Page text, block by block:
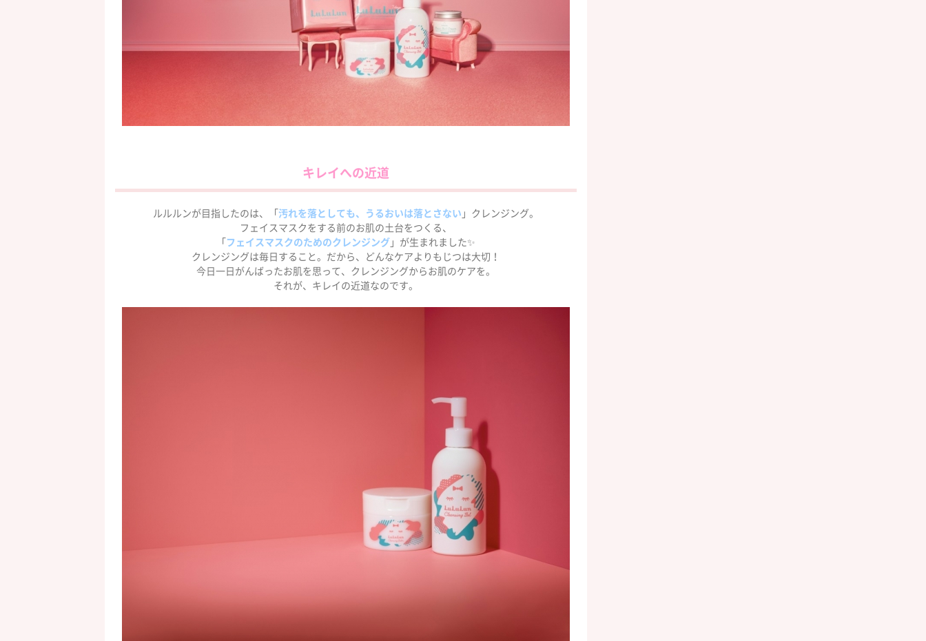
キレイへの近道
ルルルンが目指したのは、「汚れを落としても、うるおいは落とさない 」クレンジング。
フェイスマスクをする前のお肌の土台をつくる、
「フェイスマスクのためのクレンジング 」が生まれました✨
クレンジングは毎日すること。だから、どんなケアよりもじつは大切！
今日一日がんばったお肌を思って、クレンジングからお肌のケアを。
それが、キレイの近道なのです。